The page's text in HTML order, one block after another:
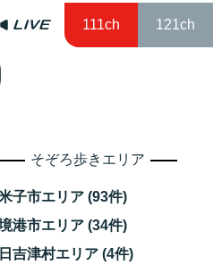
111ch 121ch
そぞろ歩きエリア
子市エリア (93件)
港市エリア (34件)
日吉津村エリア (4件)